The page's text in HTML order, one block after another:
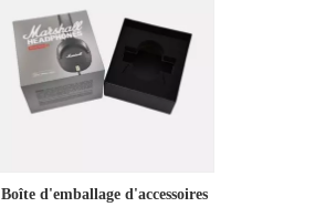
Boîte d'emballage d'accessoires